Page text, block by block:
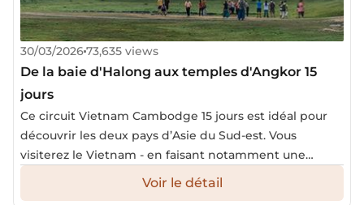
30/03/202673,635 views
De la baie d'Halong aux temples d'Angkor 15
jours
Ce circuit Vietnam Cambodge 15 jours est idéal pour
découvrir les deux pays d’Asie du Sud-est. Vous
visiterez le Vietnam - en faisant notamment une
croisière dans la magnifique baie d’Halong - avant de
Voir le détail